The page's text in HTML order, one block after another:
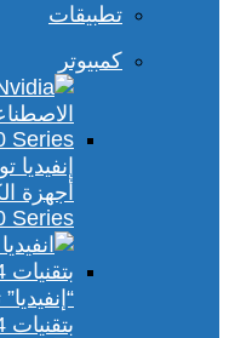
تطبيقات
كمبيوتر
إنفيديا
Series
بتقنيات DLSS 4 و Path Tracing